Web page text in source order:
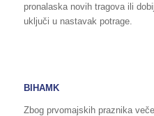
pronalaska novih tragova ili
uključi u nastavak potrage.
BIHAMK
Zbog prvomajskih praznika